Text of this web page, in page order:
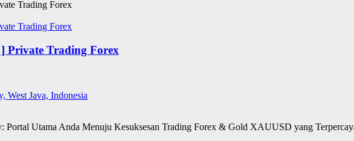
Private Trading Forex
West Java, Indonesia
Portal Utama Anda Menuju Kesuksesan Trading Forex & Gold XAUUSD yang